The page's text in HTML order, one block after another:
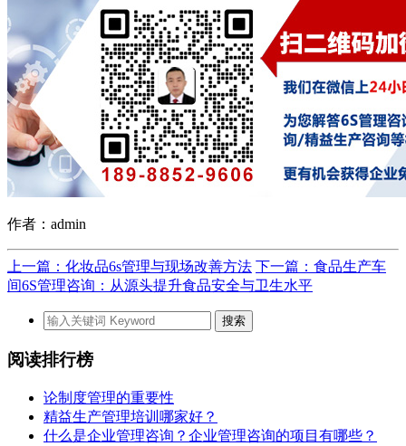
作者：admin
上一篇：化妆品6s管理与现场改善方法 下一篇：食品生产车
间6S管理咨询：从源头提升食品安全与卫生水平
阅读排行榜
论制度管理的重要性
精益生产管理培训哪家好？
什么是企业管理咨询？企业管理咨询的项目有哪些？